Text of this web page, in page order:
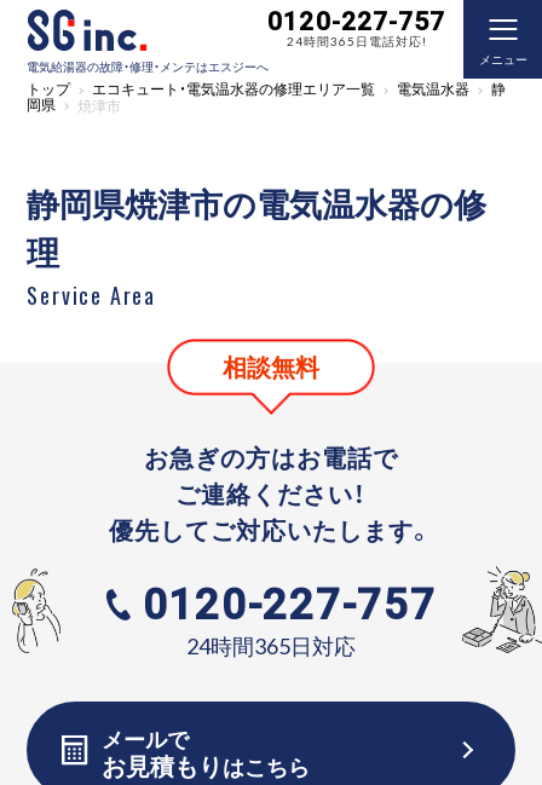
電気給湯器の故障・修理・メンテはエスジーへ
0120-227-757
24時間365日電話対応!
メニュー
トップ エコキュート・電気温水器の修理エリア一覧 電気温水器 静
岡県 焼津市
静岡県焼津市の電気温水器の修
理
Service Area
相談無料
お急ぎの方はお電話で
ご連絡ください！
優先してご対応いたします。
0120-227-757
24時間365日対応
メールで
お見積もりはこちら